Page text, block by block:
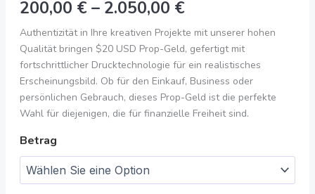
200,00 € – 2.050,00 €
Authentizität in Ihre kreativen Projekte mit unserer hohen
Qualität bringen $20 USD Prop-Geld, gefertigt mit
fortschrittlicher Drucktechnologie für ein realistisches
Erscheinungsbild. Ob für den Einkauf, Business oder
persönlichen Gebrauch, dieses Prop-Geld ist die perfekte
Wahl für diejenigen, die für finanzielle Freiheit sind.
Betrag